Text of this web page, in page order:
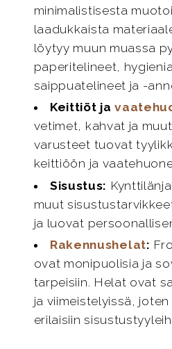
minimalistisesta
laadukkaista
löytyy muun muassa
paperitelineet,
saippuatelineet ja -
Keittiöt ja
vetimet, kahvat ja
varusteet tuovat
keittiöön ja
Sisustus:
muut
ja luovat
Rakennushelat:
ovat monipuolisia ja
tarpeisiin. Helat ovat
ja viimeistelyissä,
erilaisiin